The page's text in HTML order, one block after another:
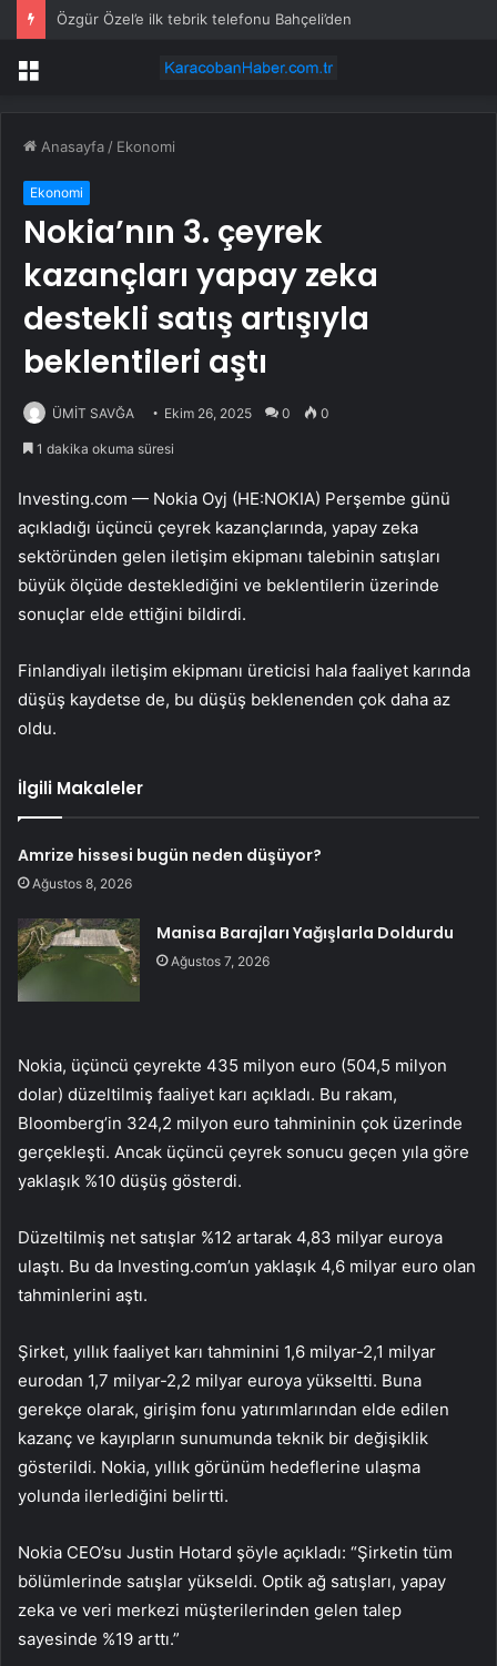
Özgür Özel’e ilk tebrik telefonu Bahçeli’den
Menü
Anasayfa / Ekonomi
Ekonomi
Nokia’nın 3. çeyrek
kazançları yapay zeka
destekli satış artışıyla
beklentileri aştı
ÜMİT SAVĞA Ekim 26, 2025 0 0
1 dakika okuma süresi
Investing.com — Nokia Oyj (HE:NOKIA) Perşembe günü
açıkladığı üçüncü çeyrek kazançlarında, yapay zeka
sektöründen gelen iletişim ekipmanı talebinin satışları
büyük ölçüde desteklediğini ve beklentilerin üzerinde
sonuçlar elde ettiğini bildirdi.
Finlandiyalı iletişim ekipmanı üreticisi hala faaliyet karında
düşüş kaydetse de, bu düşüş beklenenden çok daha az
oldu.
İlgili Makaleler
Amrize hissesi bugün neden düşüyor?
Ağustos 8, 2026
Manisa Barajları Yağışlarla Doldurdu
Ağustos 7, 2026
Nokia, üçüncü çeyrekte 435 milyon euro (504,5 milyon
dolar) düzeltilmiş faaliyet karı açıkladı. Bu rakam,
Bloomberg’in 324,2 milyon euro tahmininin çok üzerinde
gerçekleşti. Ancak üçüncü çeyrek sonucu geçen yıla göre
yaklaşık %10 düşüş gösterdi.
Düzeltilmiş net satışlar %12 artarak 4,83 milyar euroya
ulaştı. Bu da Investing.com’un yaklaşık 4,6 milyar euro olan
tahminlerini aştı.
Şirket, yıllık faaliyet karı tahminini 1,6 milyar-2,1 milyar
eurodan 1,7 milyar-2,2 milyar euroya yükseltti. Buna
gerekçe olarak, girişim fonu yatırımlarından elde edilen
kazanç ve kayıpların sunumunda teknik bir değişiklik
gösterildi. Nokia, yıllık görünüm hedeflerine ulaşma
yolunda ilerlediğini belirtti.
Nokia CEO’su Justin Hotard şöyle açıkladı: “Şirketin tüm
bölümlerinde satışlar yükseldi. Optik ağ satışları, yapay
zeka ve veri merkezi müşterilerinden gelen talep
sayesinde %19 arttı.”